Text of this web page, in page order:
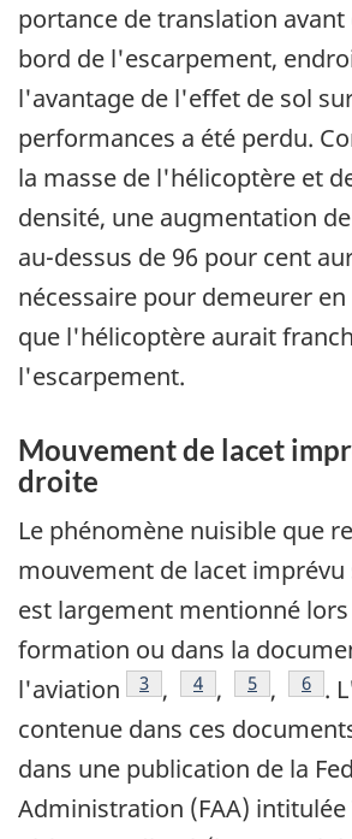
portance de translation
bord de l'escarpement,
l'avantage de l'effet de sol
performances a été perdu.
la masse de l'hélicoptère et
densité, une augmentation
au-dessus de 96 pour cent
nécessaire pour demeurer
que l'hélicoptère aurait
l'escarpement.
Mouvement de lacet
droite
Le phénomène nuisible que
mouvement de lacet
est largement mentionné lors
formation ou dans la
l'aviation
Footnote
3 , Footnote
4 , Footnote
5 , 6 .
contenue dans ces
dans une publication de la
Administration (FAA) intitulée